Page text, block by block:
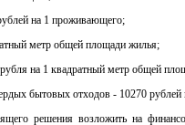
на 1 проживающего;
метр общей площади жилья;
на 1 квадратный метр общей
бытовых отходов - 10270
решения возложить на